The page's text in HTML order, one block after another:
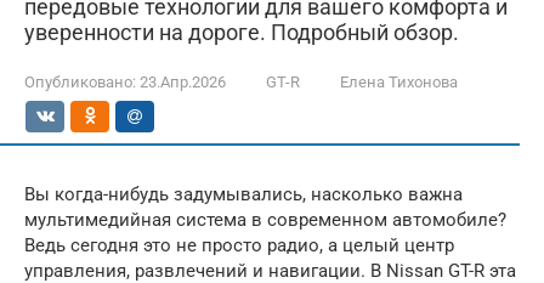
передовые технологии для вашего комфорта и
уверенности на дороге. Подробный обзор.
Опубликовано: 23.Апр.2026 GT-R Елена Тихонова
Вы когда-нибудь задумывались, насколько важна
мультимедийная система в современном автомобиле?
Ведь сегодня это не просто радио, а целый центр
управления, развлечений и навигации. В Nissan GT-R эта